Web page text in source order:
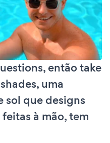
então take
uma
sol que designs
à mão, tem